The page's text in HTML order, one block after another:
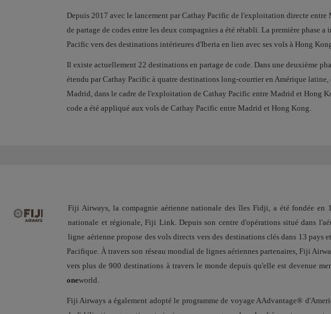
Depuis 2017 avec le lancement par Cathay Pacific de l'exploitation directe entre
de partage de codes entre les deux compagnies a été rétabli. La première phase a
Pacific vers des destinations intérieures d'Iberia en lien avec ses vols à Hong
Il existe actuellement 22 destinations en partage de code. Dans une deuxième
étendu par Cathay Pacific à quatre destinations long-courrier en Amérique latine,
Madrid, dans le cadre de l'exploitation de Cathay Pacific entre Madrid et Hong
code a été appliqué aux vols de Cathay Pacific entre Madrid et Hong Kong.
Fiji Airways, la compagnie aérienne nationale des îles Fidji, a été fondée en
nationale et régionale, Fiji Link. Depuis son centre d'opérations situé dans
ligne aérienne propose des vols directs vers des destinations clés dans 13 pays
Pacifique. À travers son réseau mondial de lignes aériennes partenaires, Fiji
vers plus de 900 destinations à travers le monde depuis qu'elle est devenue
oneworld.
Fiji Airways a également adopté le programme de voyage AAdvantage®